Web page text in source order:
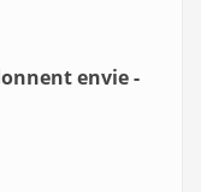
envie -